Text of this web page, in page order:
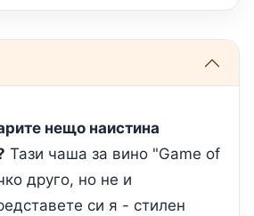
нещо наистина
Тази чаша за вино "Game of
друго, но не и
си я - стилен